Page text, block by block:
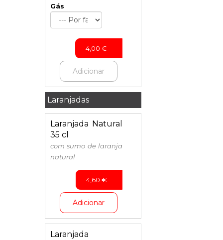
Gás
4,00 €
Adicionar
Laranjadas
Laranjada Natural
35 cl
com sumo de laranja
natural
4,60 €
Adicionar
Laranjada